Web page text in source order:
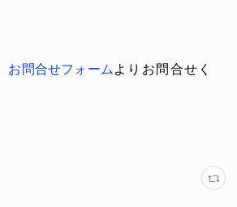
お問合せフォームよりお問合せく